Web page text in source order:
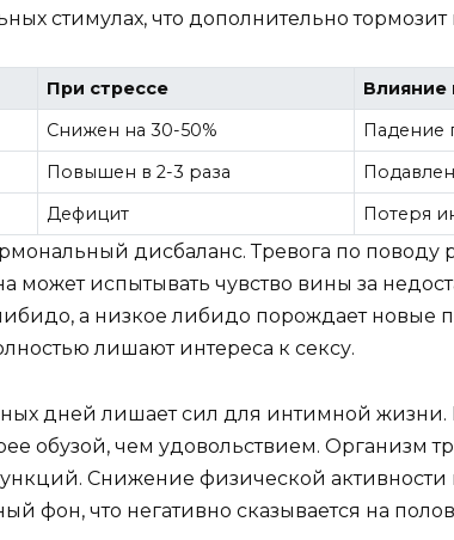
стимулах, что дополнительно
При стрессе
Влияние
Снижен на 30-50%
Падение
Повышен в 2-3 раза
Дефицит Потеря
дисбаланс. Тревога по
может испытывать чувство вины за
а низкое либидо порождает новые
лишают интереса к сексу.
дней лишает сил для интимной жизни.
обузой, чем удовольствием. Организм
Снижение физической активности
фон, что негативно сказывается на